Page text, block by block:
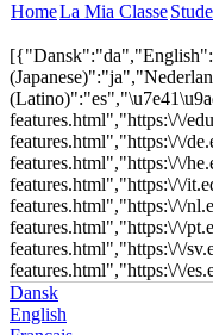
HomeLa Mia Classe
features.html","https:\/\/
features.html","https:\/\/
features.html","https:\/\/
features.html","https:\/\/
features.html","https:\/\/
features.html","https:\/\/
features.html","https:\/\/
features.html","https:\/\/
Dansk
English